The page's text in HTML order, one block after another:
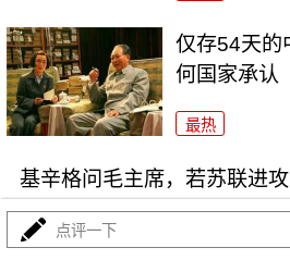
仅存54天的
何国家承认
最热
基辛格问毛主席，若苏联进
点评一下